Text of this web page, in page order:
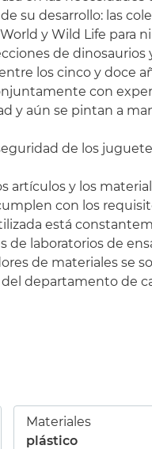
su desarrollo: las
y Wild Life para
de dinosaurios
los cinco y doce
con
y aún se pintan a
de los
artículos y los
con los
está
de laboratorios de
de materiales se
departamento de
Materiales
plástico